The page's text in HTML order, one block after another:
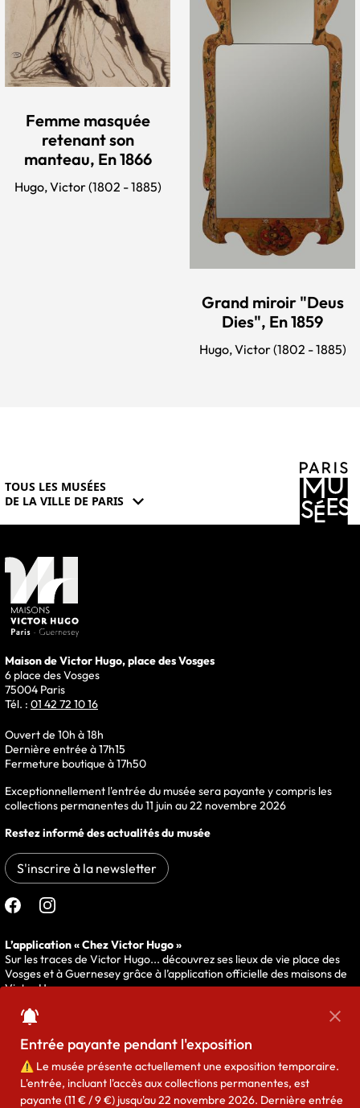
Femme masquée
retenant son
manteau, En 1866
Hugo, Victor (1802 - 1885)
Grand miroir "Deus
Dies", En 1859
Hugo, Victor (1802 - 1885)
Entrée payante pendant l'exposition
⚠️ Le musée présente actuellement une exposition temporaire.
L'entrée, incluant l'accès aux collections permanentes, est
payante (11 € / 9 €) jusqu'au 22 novembre 2026. Dernière entrée
TOUS LES MUSÉES
DE LA VILLE DE PARIS
expand_more
Maison de Victor Hugo, place des Vosges
6 place des Vosges
75004 Paris
Tél. : 01 42 72 10 16
Ouvert de 10h à 18h
Dernière entrée à 17h15
Fermeture boutique à 17h50
Exceptionnellement l'entrée du musée sera payante y compris les
collections permanentes du 11 juin au 22 novembre 2026
Restez informé des actualités du musée
S'inscrire à la newsletter
le musée sur
L’application « Chez Victor Hugo »
Sur les traces de Victor Hugo... découvrez ses lieux de vie place des
Vosges et à Guernesey grâce à l’application officielle des maisons de
Victor Hugo.